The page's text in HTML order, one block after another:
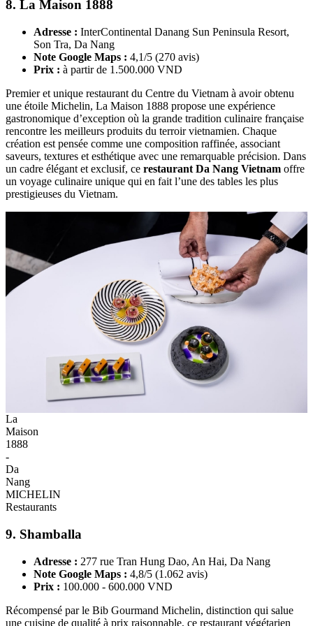
8. La Maison 1888
Adresse : InterContinental Danang Sun Peninsula Resort,
Son Tra, Da Nang
Note Google Maps : 4,1/5 (270 avis)
Prix : à partir de 1.500.000 VND
Premier et unique restaurant du Centre du Vietnam à avoir obtenu
une étoile Michelin, La Maison 1888 propose une expérience
gastronomique d’exception où la grande tradition culinaire française
rencontre les meilleurs produits du terroir vietnamien. Chaque
création est pensée comme une composition raffinée, associant
saveurs, textures et esthétique avec une remarquable précision. Dans
un cadre élégant et exclusif, ce restaurant Da Nang Vietnam offre
un voyage culinaire unique qui en fait l’une des tables les plus
prestigieuses du Vietnam.
La
Maison
1888
-
Da
Nang
MICHELIN
Restaurants
9. Shamballa
Adresse : 277 rue Tran Hung Dao, An Hai, Da Nang
Note Google Maps : 4,8/5 (1.062 avis)
Prix : 100.000 - 600.000 VND
Récompensé par le Bib Gourmand Michelin, distinction qui salue
une cuisine de qualité à prix raisonnable, ce restaurant végétarien